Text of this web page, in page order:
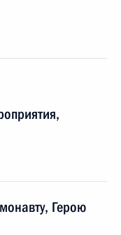
Герою